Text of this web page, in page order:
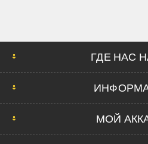
ГДЕ НАС
МОЙ